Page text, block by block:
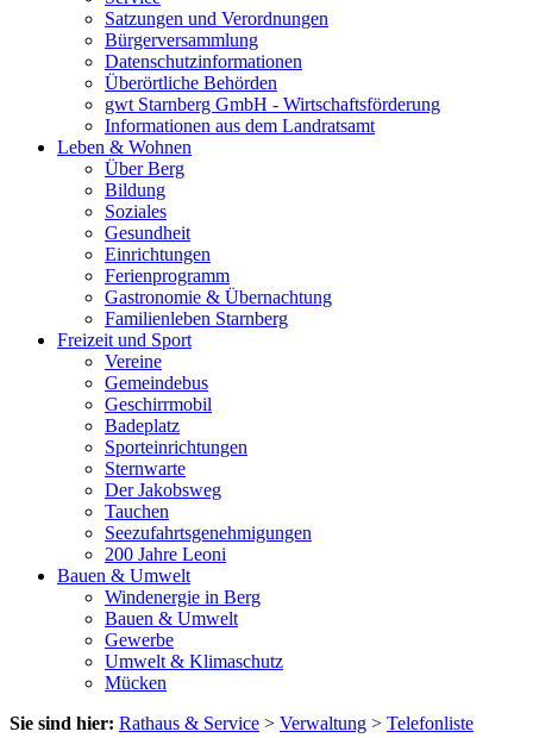
Satzungen und Verordnungen
Bürgerversammlung
Datenschutzinformationen
Überörtliche Behörden
gwt Starnberg GmbH - Wirtschaftsförderung
Informationen aus dem Landratsamt
Leben & Wohnen
Über Berg
Bildung
Soziales
Gesundheit
Einrichtungen
Ferienprogramm
Gastronomie & Übernachtung
Familienleben Starnberg
Freizeit und Sport
Vereine
Gemeindebus
Geschirrmobil
Badeplatz
Sporteinrichtungen
Sternwarte
Der Jakobsweg
Tauchen
Seezufahrtsgenehmigungen
200 Jahre Leoni
Bauen & Umwelt
Windenergie in Berg
Bauen & Umwelt
Gewerbe
Umwelt & Klimaschutz
Mücken
Sie sind hier: Rathaus & Service > Verwaltung > Telefonliste